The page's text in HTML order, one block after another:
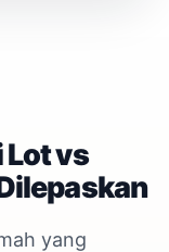
Lot vs
yang